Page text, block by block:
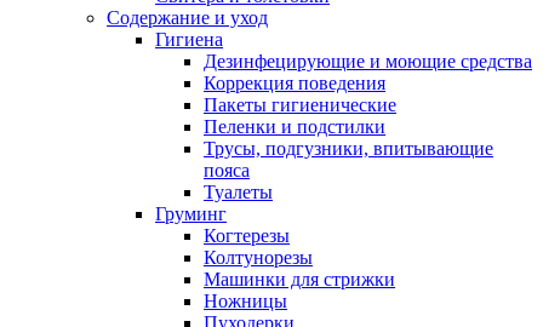
Содержание и уход
Гигиена
Дезинфецирующие и моющие средства
Коррекция поведения
Пакеты гигиенические
Пеленки и подстилки
Трусы, подгузники, впитывающие
пояса
Туалеты
Груминг
Когтерезы
Колтунорезы
Машинки для стрижки
Ножницы
Пуходерки